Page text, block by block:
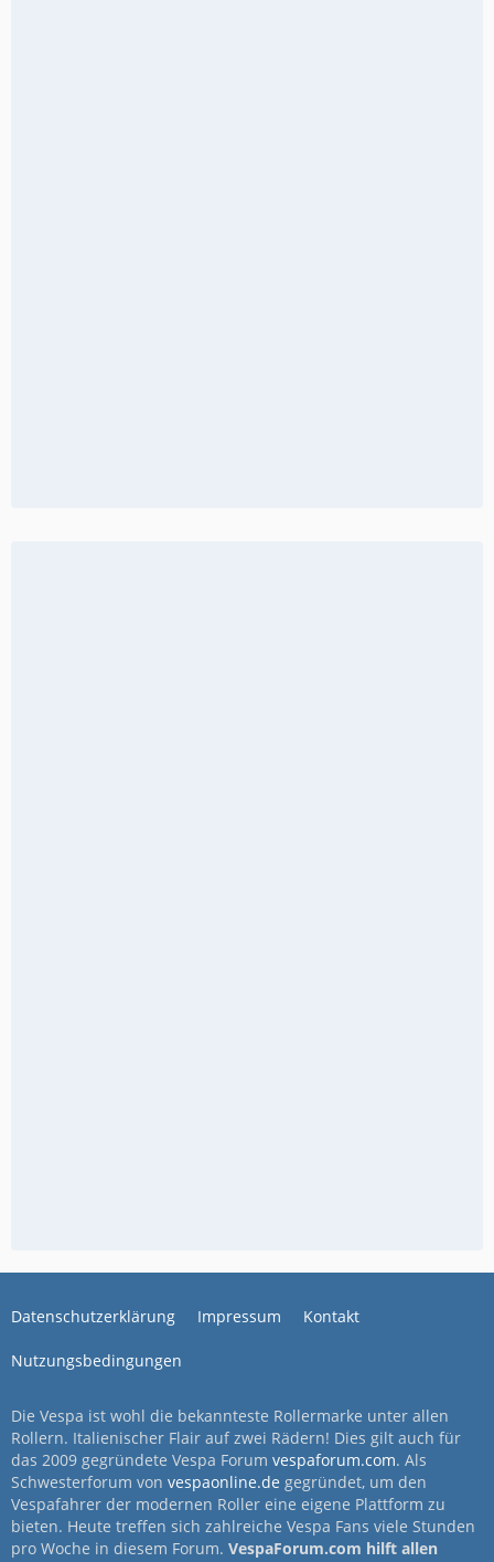
Datenschutzerklärung Impressum Kontakt
Nutzungsbedingungen
Die Vespa ist wohl die bekannteste Rollermarke unter allen
Rollern. Italienischer Flair auf zwei Rädern! Dies gilt auch für
das 2009 gegründete Vespa Forum vespaforum.com. Als
Schwesterforum von vespaonline.de gegründet, um den
Vespafahrer der modernen Roller eine eigene Plattform zu
bieten. Heute treffen sich zahlreiche Vespa Fans viele Stunden
pro Woche in diesem Forum. VespaForum.com hilft allen